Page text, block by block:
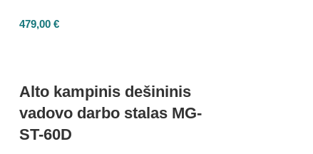
479,00€
Alto kampinis dešininis
vadovo darbo stalas MG-
ST-60D